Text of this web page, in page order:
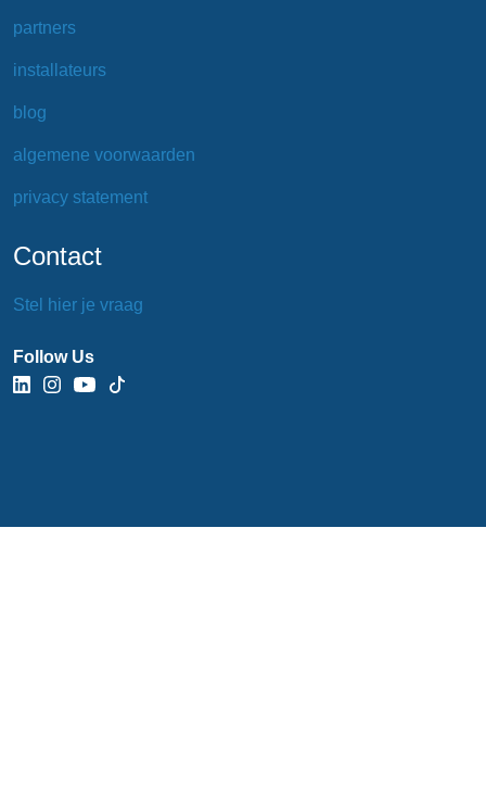
partners
installateurs
blog
algemene voorwaarden
privacy statement
Contact
Stel hier je vraag
Follow Us